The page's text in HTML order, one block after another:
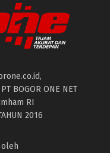
BOGOR ONE NET
RI
2016